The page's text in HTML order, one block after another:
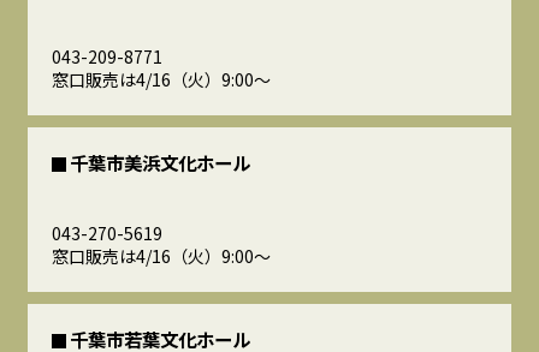
043-209-8771
窓口販売は4/16（火）9:00～
千葉市美浜文化ホール
043-270-5619
窓口販売は4/16（火）9:00～
千葉市若葉文化ホール